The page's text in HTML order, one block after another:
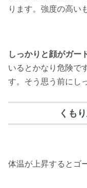
ります。強度の高い
しっかりと顔がガー
いるとかなり危険で
す。そう思う前にし
くも
体温が上昇するとゴ